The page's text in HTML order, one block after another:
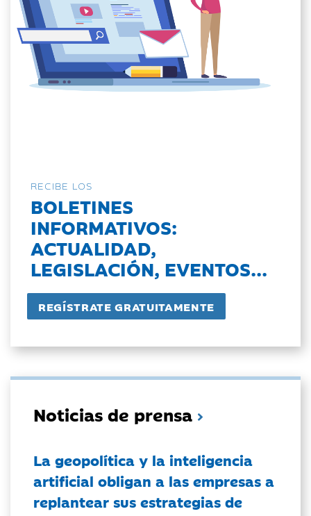
RECIBE LOS
BOLETINES
INFORMATIVOS:
ACTUALIDAD,
LEGISLACIÓN, EVENTOS...
Noticias de prensa
La geopolítica y la inteligencia
artificial obligan a las empresas a
replantear sus estrategias de